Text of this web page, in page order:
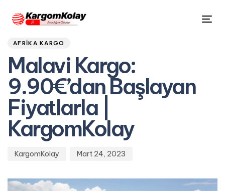
PUBLISHED
IN:
AFRIKA KARGO
Malavi Kargo:
9.90€’dan Başlayan
Fiyatlarla |
KargomKolay
Author
KargomKolay
Published
on:
Mart 24, 2023